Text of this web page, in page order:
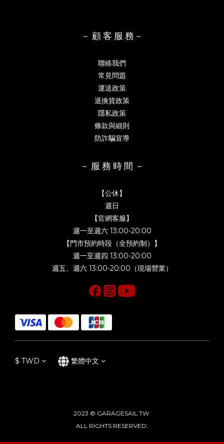
－ 顧 客 服 務－
聯絡我們
常見問題
運送政策
退換貨政策
隱私政策
條款與細則
防詐騙宣導
－ 服 務 時 間 －
【公休】
週日
【官網客服】
週一至週六 13:00-20:00
【門市預約時段（全預約制）】
週一至週四 13:00-20:00
週五、週六 13:00-20:00（現場營業）
$ TWD 繁體中文
2023 © GARAGESAIL.TW
ALL RIGHTS RESERVED.